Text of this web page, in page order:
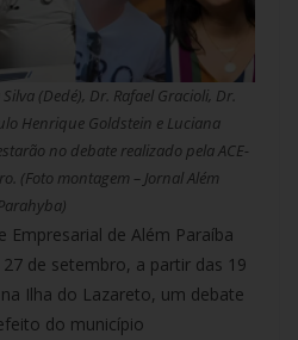
(Dedé), Dr. Rafael Gracioli, Dr.
Henrique Goldstein e Luciana
no debate realizado pela ACE-
(Foto montagem – Jornal Além
Empresarial de Além Paraíba
27 de setembro, a partir das 19
Ilha do Lazareto, um debate
do município